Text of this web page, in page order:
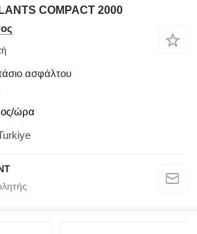
COMPACT 2000
ασφάλτου
ώρα